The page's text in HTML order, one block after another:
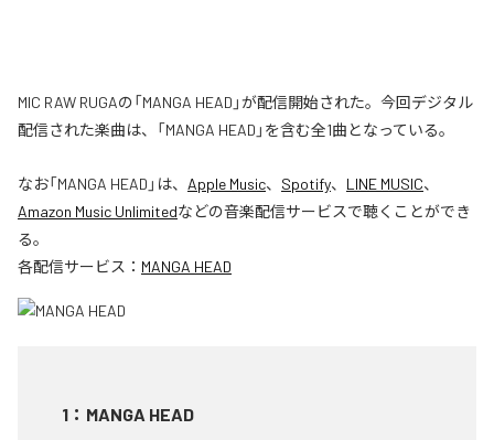
MIC RAW RUGAの「MANGA HEAD」が配信開始された。今回デジタル
配信された楽曲は、「MANGA HEAD」を含む全1曲となっている。
なお「MANGA HEAD 」は、 Apple Music、 Spotify、 LINE MUSIC、
Amazon Music Unlimitedなどの音楽配信サービスで聴くことができ
る。
各配信サービス： MANGA HEAD
1 ： MANGA HEAD